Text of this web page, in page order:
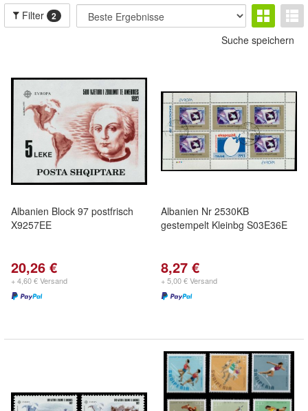
Filter 2
Suche speichern
Albanien Block 97 postfrisch
X9257EE
20,26 €
+ 4,60 € Versand
Albanien Nr 2530KB
gestempelt Kleinbg S03E36E
8,27 €
+ 5,00 € Versand